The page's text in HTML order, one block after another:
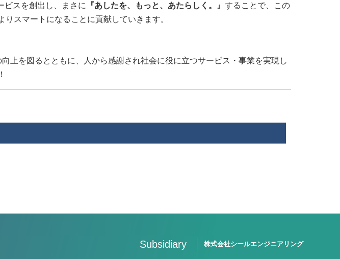
スを創出し、まさに
『あしたを、もっと、あたらしく。』 することで、この
スマートになることに貢献していきます。
を図るとともに、人から感謝され社会に役に立つサービス・事業を実現し
Subsidiary 株式会社シールエンジニアリング